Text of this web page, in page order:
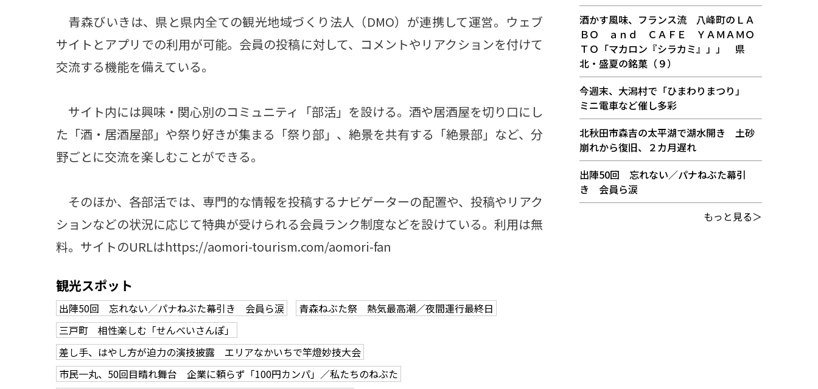
青森びいきは、県と県内全ての観光地域づくり法人（DMO）が連携して運営。ウェブ
サイトとアプリでの利用が可能。会員の投稿に対して、コメントやリアクションを付けて
交流する機能を備えている。
サイト内には興味・関心別のコミュニティ「部活」を設ける。酒や居酒屋を切り口にし
た「酒・居酒屋部」や祭り好きが集まる「祭り部」、絶景を共有する「絶景部」など、分
野ごとに交流を楽しむことができる。
そのほか、各部活では、専門的な情報を投稿するナビゲーターの配置や、投稿やリアク
ションなどの状況に応じて特典が受けられる会員ランク制度などを設けている。利用は無
料。サイトのURLはhttps://aomori-tourism.com/aomori-fan
観光スポット
出陣50回 忘れない／パナねぶた幕引き 会員ら涙
青森ねぶた祭 熱気最高潮／夜間運行最終日
三戸町 相性楽しむ「せんべいさんぽ」
差し手、はやし方が迫力の演技披露 エリアなかいちで竿燈妙技大会
市民一丸、50回目晴れ舞台 企業に頼らず「100円カンパ」／私たちのねぶた
酒かす風味、フランス流 八峰町のＬＡ
ＢＯ ａｎｄ ＣＡＦＥ ＹＡＭＡＭＯ
ＴＯ「マカロン『シラカミ』」」 県
北・盛夏の銘菓（９）
今週末、大潟村で「ひまわりまつり」
ミニ電車など催し多彩
北秋田市森吉の太平湖で湖水開き 土砂
崩れから復旧、２カ月遅れ
出陣50回 忘れない／パナねぶた幕引
き 会員ら涙
もっと見る＞